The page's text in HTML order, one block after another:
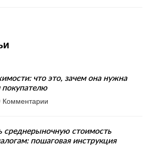
что это, зачем она нужна
покупателю
Комментарии
среднерыночную стоимость
пошаговая инструкция